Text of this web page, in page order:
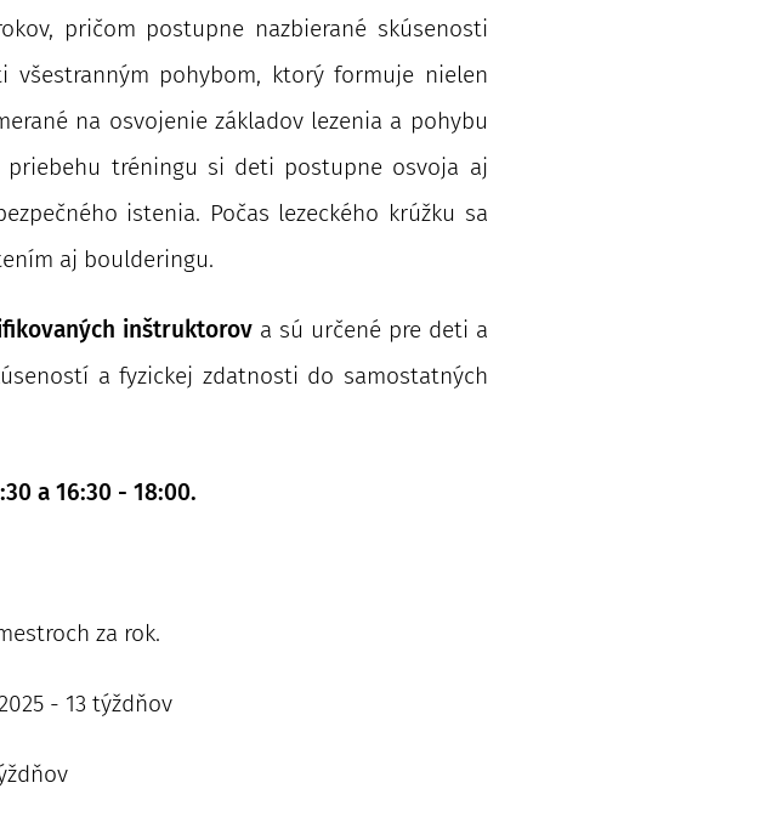
pričom postupne nazbierané skúsenosti
všestranným pohybom, ktorý formuje nielen
na osvojenie základov lezenia a pohybu
priebehu tréningu si deti postupne osvoja aj
istenia. Počas lezeckého krúžku sa
aj boulderingu.
inštruktorova sú určené pre deti a
a fyzickej zdatnosti do samostatných
a 16:30 - 18:00.
za rok.
- 13 týždňov